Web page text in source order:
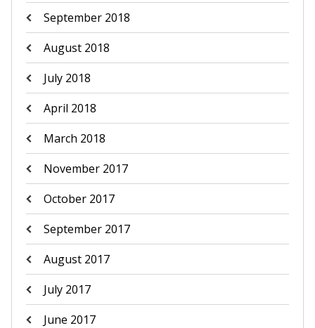
September 2018
August 2018
July 2018
April 2018
March 2018
November 2017
October 2017
September 2017
August 2017
July 2017
June 2017